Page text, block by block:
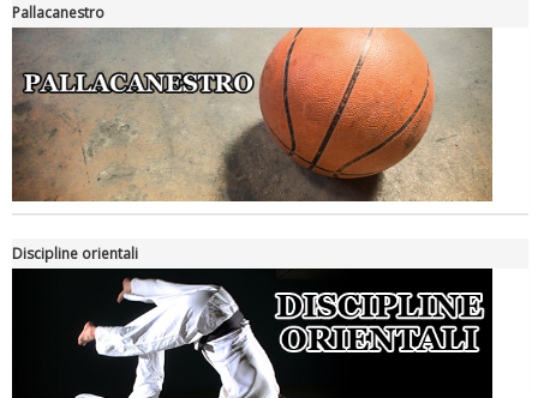
Luglio 2026: "Pensando con i piedi, si possono fare le
rivoluzioni"
Pallacanestro
Discipline orientali